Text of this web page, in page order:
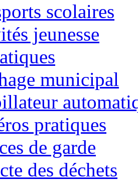
scolaires
jeunesse
municipal
pratiques
de garde
des déchets